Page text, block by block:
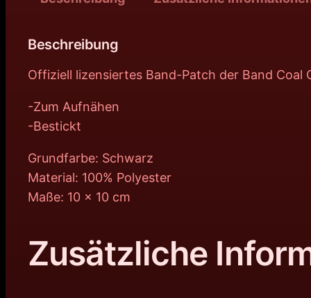
Beschreibung
Offiziell lizensiertes Band-Patch der Band Coal
-Zum Aufnähen
-Bestickt
Grundfarbe: Schwarz
Material: 100% Polyester
Maße: 10 x 10 cm
Zusätzliche